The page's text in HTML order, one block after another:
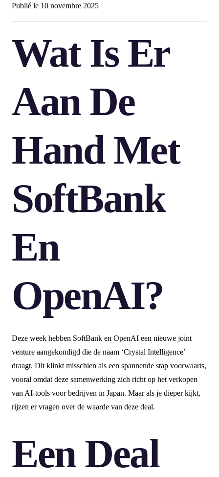
Publié le 10 novembre 2025
Wat Is Er
Aan De
Hand Met
SoftBank
En
OpenAI?
Deze week hebben SoftBank en OpenAI een nieuwe joint
venture aangekondigd die de naam ‘Crystal Intelligence’
draagt. Dit klinkt misschien als een spannende stap voorwaarts,
vooral omdat deze samenwerking zich richt op het verkopen
van AI-tools voor bedrijven in Japan. Maar als je dieper kijkt,
rijzen er vragen over de waarde van deze deal.
Een Deal